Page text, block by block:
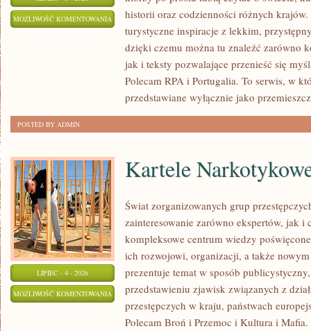
MOŻLIWOŚĆ KOMENTOWANIA SINGAPUR
historii oraz codzienności różnych krajów.
turystyczne inspiracje z lekkim,
dzięki czemu można tu znaleźć zarówno
jak i teksty pozwalające przenieść się
Polecam RPA i Portugalia. To serwis, w
przedstawiane wyłącznie jako
POSTED BY ADMIN
LIPIEC - 4 - 2026
MOŻLIWOŚĆ KOMENTOWANIA KARTELE
NARKOTYKOWE
Kartele
Świat zorganizowanych grup
zainteresowanie zarówno ekspertów, jak i
kompleksowe centrum wiedzy
ich rozwojowi, organizacji, a także
prezentuje temat w sposób
przedstawieniu zjawisk związanych z
przestępczych w kraju, państwach
Polecam Broń i Przemoc i Kultura i